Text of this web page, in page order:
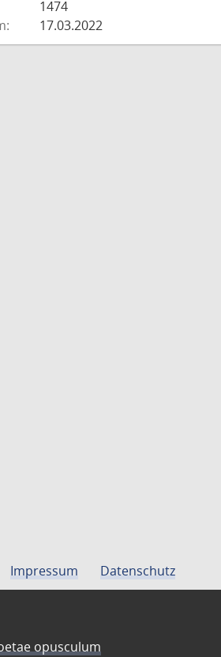
1474
17.03.2022
Impressum Datenschutz
opusculum